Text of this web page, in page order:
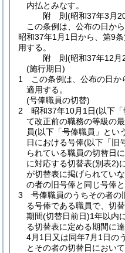
内払とみなす。
附 則(昭和37年3月
この条例は、公布の日から
昭和37年1月1日から、第9
用する。
附 則(昭和37年12月
(施行期日)
1
この条例は、公布の日
適用する。
(号俸職員の切替)
2
昭和37年10月1日(以下「
て改正前の職務の等級の
員(以下「号俸職員」とい
日における号俸(以下「旧
られている職員の切替日
に対応する切替表(別表2)
が切替表に掲げられてい
の者の旧号俸と同じ号俸と
3
号俸職員のうちその者の
る号俸である職員で、切
期間(切替日前日)1年以内
る切替表に定める期間に
4月1日又は同年7月1日の
とその者の切替日におい